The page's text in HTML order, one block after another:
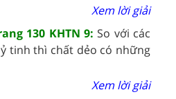
Xem lời giải
130 KHTN 9: So với các
tinh thì chất dẻo có những
Xem lời giải